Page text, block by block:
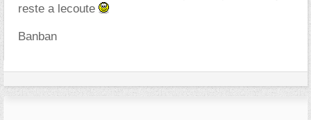
reste a lecoute
Banban